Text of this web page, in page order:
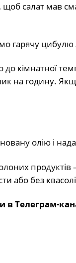
салат мав
гарячу цибулю
кімнатної
на годину.
олію і
продуктів
або без
Телеграм-